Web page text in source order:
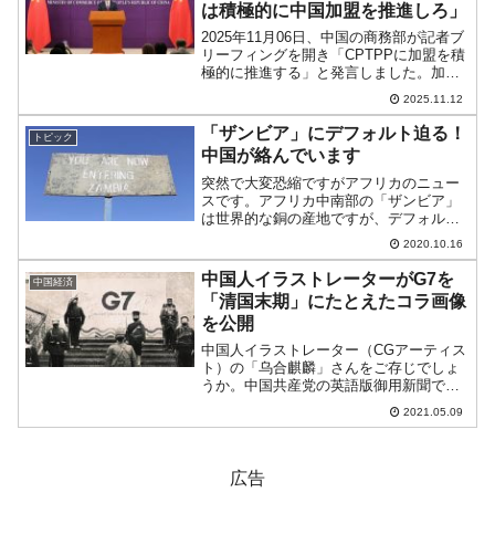
は積極的に中国加盟を推進しろ」
2025年11月06日、中国の商務部が記者ブ
リーフィングを開き「CPTPPに加盟を積
極的に推進する」と発言しました。加盟
できると信じているのが驚きですが、以
下に和訳します。『封面新聞』記者：
CPTPP加盟の進展とその影響について教
えてくださ...
2025.11.12
トピック
「ザンビア」にデフォルト迫る！
中国が絡んでいます
突然で大変恐縮ですがアフリカのニュー
スです。アフリカ中南部の「ザンビア」
は世界的な銅の産地ですが、デフォルト
ほぼ確定です。2020年10月14日、
『Bloomberg』が「30億ドル規模のドル
建て国債の利払いが迫っているがデフォ
ルトすれば、...
2020.10.16
中国経済
中国人イラストレーターがG7を
「清国末期」にたとえたコラ画像
を公開
中国人イラストレーター（CGアーティス
ト）の「乌合麒麟」さんをご存じでしょ
うか。中国共産党の英語版御用新聞でも
「戦狼アーティスト」、「愛国心の強い
アーティスト」などと紹介される人で
2021.05.09
広告